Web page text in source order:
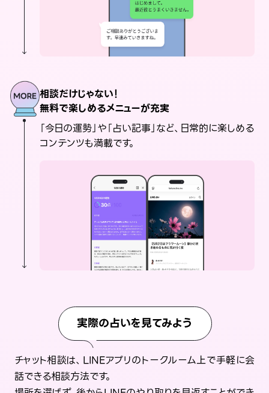
相談だけじゃない！
無料で楽しめるメニューが充実
「今日の運勢」や「占い記事」など、日常的に楽しめる
コンテンツも満載です。
実際の占いを見てみよう
チャット相談は、LINEアプリのトークルーム上で手軽に会
話できる相談方法です。